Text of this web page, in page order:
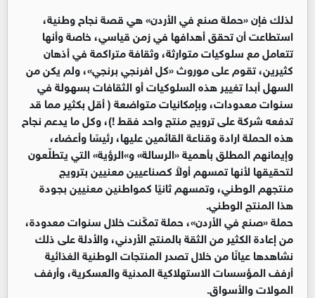
لذلك فإن «حملة صنع في الأردن» هي قصة نجاح وطنية،
استطاعت أن تحقق أهدافها في زمن قياسي، خاصة وأنها
تتعامل مع سلوكيات متوارثة، وثقافة متراكمة في أذهان
كثيرين، تقوم على موروث «كل افرنجي برنجي»، ولم يكن من
السهل أبدا تغيير هذه السلوكيات أو الثقافات بسهولة في
سنوات معدودات، وبإمكانيات متواضعة ( أقل بكثير مما قد
تدفعه شركة على ترويج منتج واحد فقط !)، وكل ما يدعم نجاح
هذه الحملة ارادة وقناعة القائمين عليها، رئيسًا وأعضاء،
وإيمانهم المطلق بأهمية «الرسالة» و»الرؤية» التي يتطلّعون
لتحقيقها لأنها تمسهم أولاً كصناعيين معنيين بترويج
منتجهم الوطني، وتمسهم ثانيًا كمواطنين معنيين بجودة
هذا المنتج الوطني.
حملة «صنع في الأردن»، حملة تمكّنت خلال سنوات معدودة،
من إعادة الكثير من الثقة بالمنتج الأردني، والأدلة على ذلك
نشاهدها عيانًا من خلال تصدر المنتجات الوطنية الغذائية
أرفف المؤسسات الاستهلاكية المدنية والعسكرية، وأرفف
المولات والأسواق.